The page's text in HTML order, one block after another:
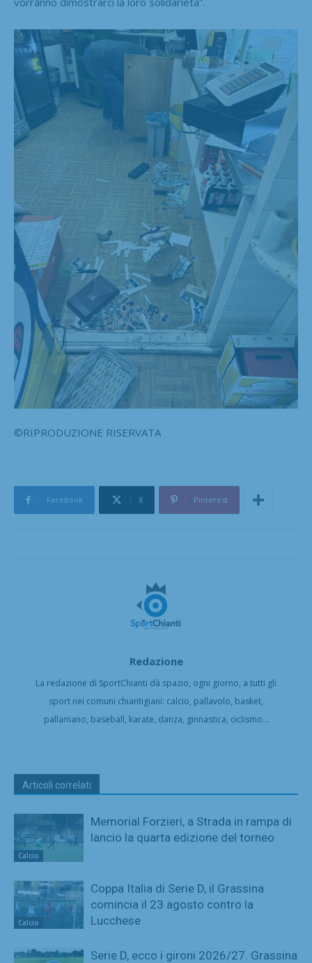
©RIPRODUZIONE RISERVATA
Facebook X Pinterest
Redazione
La redazione di SportChianti dà spazio, ogni giorno, a tutti gli
sport nei comuni chiantigiani: calcio, pallavolo, basket,
pallamano, baseball, karate, danza, ginnastica, ciclismo...
Articoli correlati
Calcio
Memorial Forzieri, a Strada in rampa di
lancio la quarta edizione del torneo
Calcio
Coppa Italia di Serie D, il Grassina
comincia il 23 agosto contro la
Lucchese
Serie D, ecco i gironi 2026/27. Grassina